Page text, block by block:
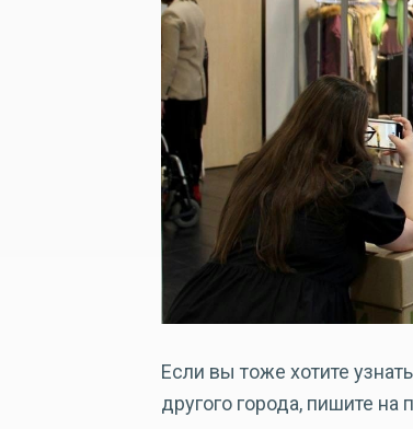
Если вы тоже хотите
другого города, пишите на